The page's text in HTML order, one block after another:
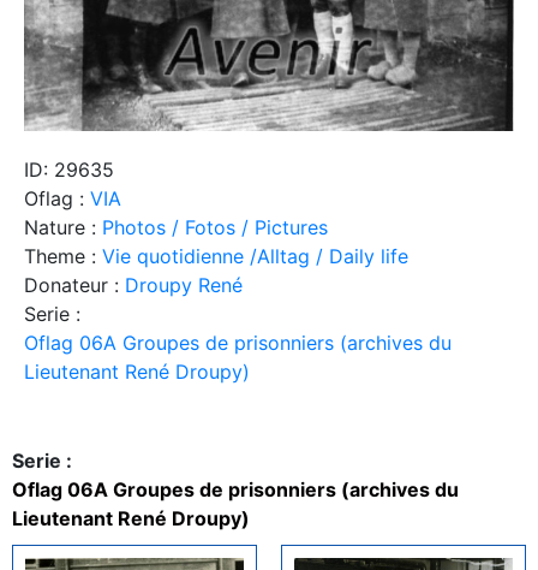
ID: 29635
Oflag : VIA
Nature : Photos / Fotos / Pictures
Theme : Vie quotidienne /Alltag / Daily life
Donateur : Droupy René
Serie :
Oflag 06A Groupes de prisonniers (archives du
Lieutenant René Droupy)
Serie :
Oflag 06A Groupes de prisonniers (archives du
Lieutenant René Droupy)